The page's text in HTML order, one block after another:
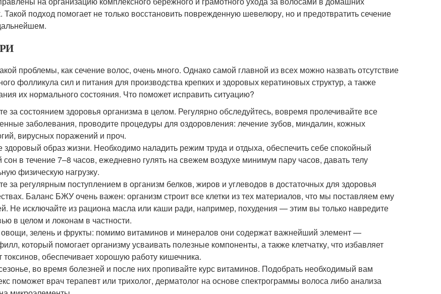
Такой подход помогает не только восстановить поврежденную шевелюру, но и предотвратить сечение
проблемы, как сечение волос, очень много. Однако самой главной из всех можно назвать отсутствие
фолликула сил и питания для производства крепких и здоровых кератиновых структур, а также
их нормального состояния. Что поможет исправить ситуацию?
за состоянием здоровья организма в целом. Регулярно обследуйтесь, вовремя пролечивайте все
заболевания, проводите процедуры для оздоровления: лечение зубов, миндалин, кожных
вирусных поражений и проч.
здоровый образ жизни. Необходимо наладить режим труда и отдыха, обеспечить себе спокойный
сон в течение 7–8 часов, ежедневно гулять на свежем воздухе минимум пару часов, давать телу
физическую нагрузку.
за регулярным поступлением в организм белков, жиров и углеводов в достаточных для здоровья
Баланс БЖУ очень важен: организм строит все клетки из тех материалов, что мы поставляем ему
Не исключайте из рациона масла или каши ради, например, похудения — этим вы только навредите
в целом и локонам в частности.
зелень и фрукты: помимо витаминов и минералов они содержат важнейший элемент —
который помогает организму усваивать полезные компоненты, а также клетчатку, что избавляет
токсинов, обеспечивает хорошую работу кишечника.
во время болезней и после них пропивайте курс витаминов. Подобрать необходимый вам
поможет врач терапевт или трихолог, дерматолог на основе спектрограммы волоса либо анализа